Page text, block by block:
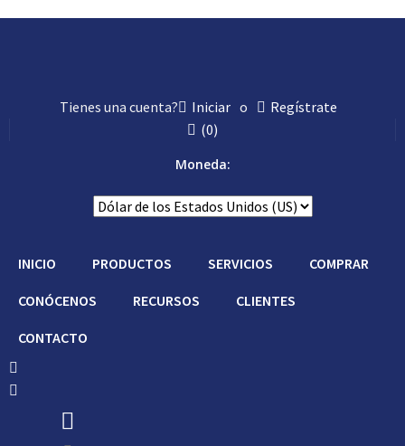
Tienes una cuenta? Iniciar o
Regístrate
(0)
Moneda:
INICIO PRODUCTOS SERVICIOS COMPRAR
CONÓCENOS RECURSOS CLIENTES
CONTACTO